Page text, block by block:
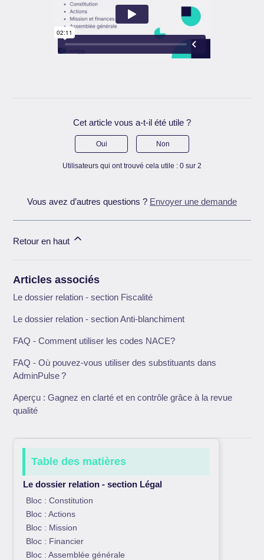
Cet article vous a-t-il été utile ?
Oui Non
Utilisateurs qui ont trouvé cela utile : 0 sur 2
Vous avez d’autres questions ? Envoyer une demande
Retour en haut
Articles associés
Le dossier relation - section Fiscalité
Le dossier relation - section Anti-blanchiment
FAQ - Comment utiliser les codes NACE?
FAQ - Où pouvez-vous utiliser des substituants dans
AdminPulse ?
Aperçu : Gagnez en clarté et en contrôle grâce à la revue
qualité
Table des matières
Le dossier relation - section Légal
Bloc : Constitution
Bloc : Actions
Bloc : Mission
Bloc : Financier
Bloc : Assemblée générale